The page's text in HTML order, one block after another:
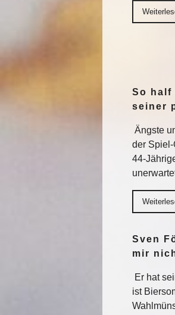
So half
seiner
Ängste
der Spiel-
44-
Sven
mir
Er hat
ist